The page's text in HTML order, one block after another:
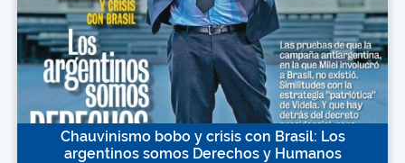
Chauvinismo bobo y crisis con Brasil: Los
argentinos somos Derechos y Humanos